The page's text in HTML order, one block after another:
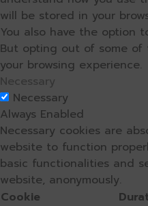
will be stored in your
You also have the option
But opting out of some
your browsing experience.
Necessary
Necessary
Always Enabled
Necessary cookies are
website to function
basic functionalities and
website, anonymously.
Cookie